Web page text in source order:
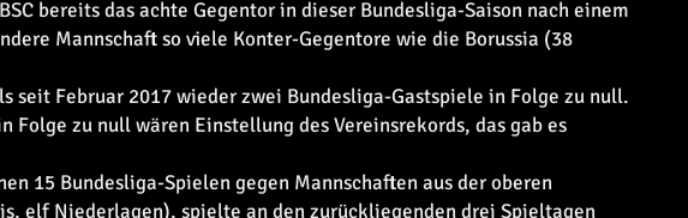
bereits das achte Gegentor in dieser Bundesliga-Saison nach einem
Mannschaft so viele Konter-Gegentore wie die Borussia (38
seit Februar 2017 wieder zwei Bundesliga-Gastspiele in Folge zu null.
Folge zu null wären Einstellung des Vereinsrekords, das gab es
15 Bundesliga-Spielen gegen Mannschaften aus der oberen
elf Niederlagen), spielte an den zurückliegenden drei Spieltagen